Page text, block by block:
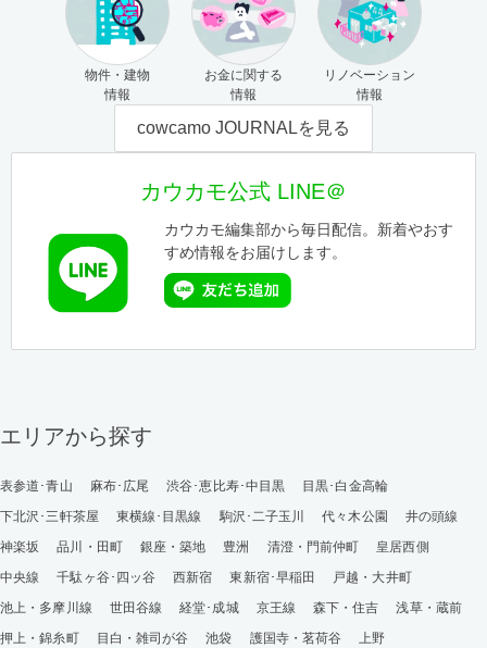
物件・建物
情報
お金に関する
情報
リノベーション
情報
cowcamo JOURNALを見る
カウカモ公式 LINE＠
カウカモ編集部から毎日配信。新着やおす
すめ情報をお届けします。
エリアから探す
表参道･青山 麻布･広尾 渋谷･恵比寿･中目黒
目黒･白金高輪
下北沢･三軒茶屋
東横線･目黒線 駒沢･二子玉川 代々木公園
井の頭線
神楽坂
品川・田町 銀座・築地 豊洲 清澄・門前仲町
皇居西側
中央線
千駄ヶ谷･四ッ谷 西新宿 東新宿･早稲田
戸越・大井町
池上・多摩川線
世田谷線 経堂･成城 京王線 森下・住吉
浅草・蔵前
押上・錦糸町
目白・雑司が谷 池袋 護国寺・茗荷谷
上野